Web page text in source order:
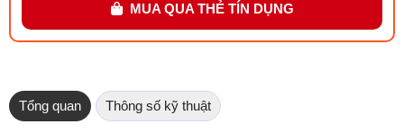
MUA QUA THẺ TÍN DỤNG
Tổng quan Thông số kỹ thuật